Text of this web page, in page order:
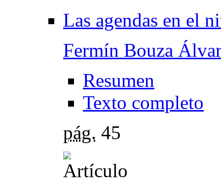
Las agendas en el
Fermín Bouza
Resumen
Texto completo
pág. 45